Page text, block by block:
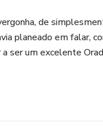
de
planeado em falar,
a ser um excelente